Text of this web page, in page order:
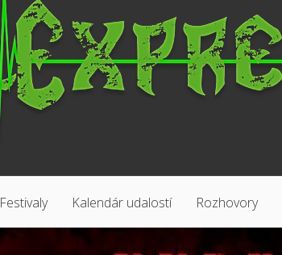
Festivaly Kalendár udalostí Rozhovory